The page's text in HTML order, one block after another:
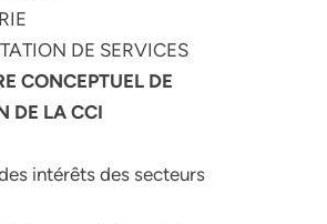
DE SERVICES
CONCEPTUEL DE
DE LA CCI
intérêts des secteurs